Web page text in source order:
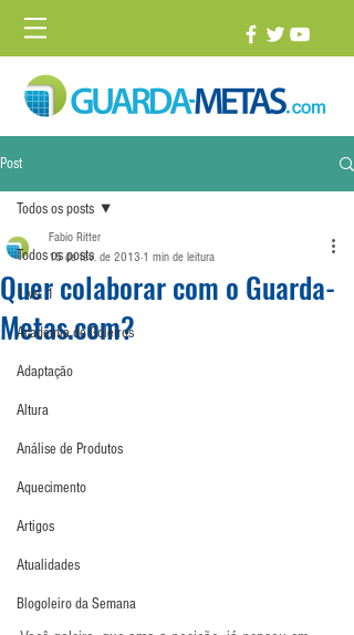
Post
Todos os posts
1 vs. 1
Academia de Goleiros
Adaptação
Altura
Análise de Produtos
Aquecimento
Artigos
Atualidades
Blogoleiro da Semana
Todos os posts
Quer colaborar com o Guarda-
Metas.com?
Fabio Ritter
15 de fev. de 2013 1 min de leitura